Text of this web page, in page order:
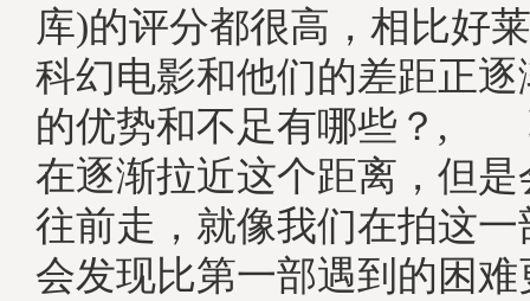
库)的评分都很高，相比好
科幻电影和他们的差距正
的优势和不足有哪些？,
在逐渐拉近这个距离，但
往前走，就像我们在拍这
会发现比第一部遇到的困